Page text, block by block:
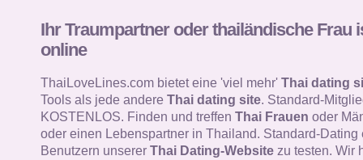
Ihr Traumpartner oder thailändische Frau
online
ThaiLoveLines.com bietet eine 'viel mehr' Thai dating
Tools als jede andere Thai dating site. Standard-
KOSTENLOS. Finden und treffen Thai Frauen oder
oder einen Lebenspartner in Thailand. Standard-Dating
Benutzern unserer Thai Dating-Websitezu testen. Wir